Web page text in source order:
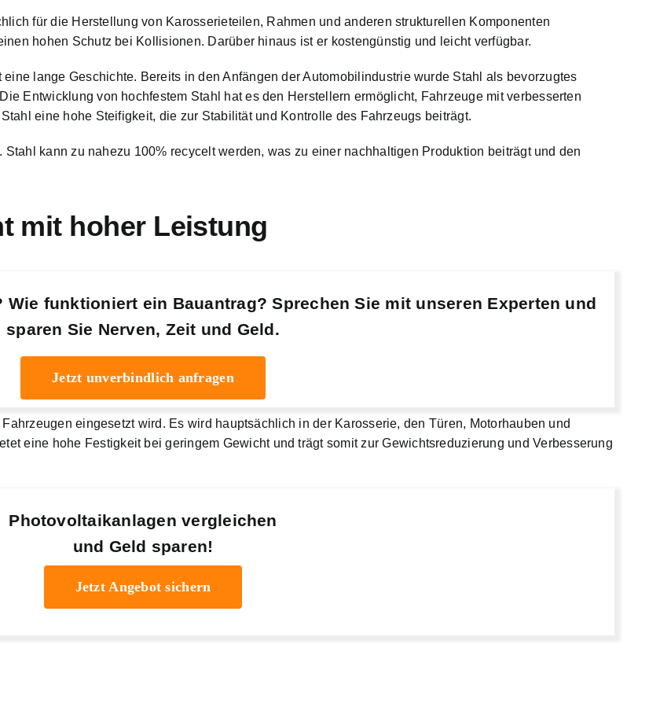
für die Herstellung von Karosserieteilen, Rahmen und anderen strukturellen Komponenten
hohen Schutz bei Kollisionen. Darüber hinaus ist er kostengünstig und leicht verfügbar.
lange Geschichte. Bereits in den Anfängen der Automobilindustrie wurde Stahl als bevorzugtes
Entwicklung von hochfestem Stahl hat es den Herstellern ermöglicht, Fahrzeuge mit verbesserten
eine hohe Steifigkeit, die zur Stabilität und Kontrolle des Fahrzeugs beiträgt.
kann zu nahezu 100% recycelt werden, was zu einer nachhaltigen Produktion beiträgt und den
mit hoher Leistung
funktioniert ein Bauantrag? Sprechen Sie mit unseren Experten und
sparen Sie Nerven, Zeit und Geld.
Jetzt unverbindlich anfragen
eingesetzt wird. Es wird hauptsächlich in der Karosserie, den Türen, Motorhauben und
eine hohe Festigkeit bei geringem Gewicht und trägt somit zur Gewichtsreduzierung und Verbesserung
Photovoltaikanlagen vergleichen
und Geld sparen!
Jetzt Angebot sichern